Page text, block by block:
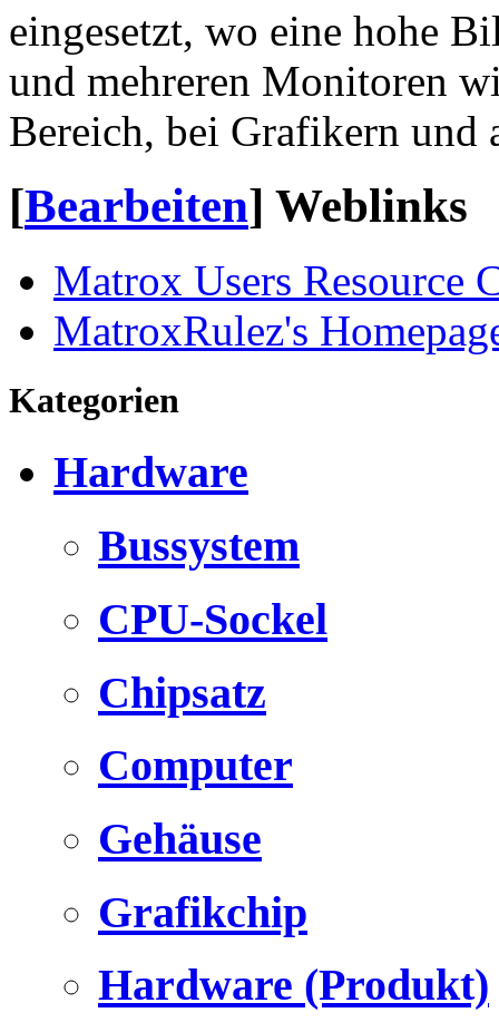
eingesetzt, wo eine hohe
und mehreren Monitoren
Bereich, bei Grafikern und
[Bearbeiten] Weblinks
Matrox Users Resource
MatroxRulez's
Kategorien
Hardware
Bussystem
CPU-Sockel
Chipsatz
Computer
Gehäuse
Grafikchip
Hardware (Produkt)